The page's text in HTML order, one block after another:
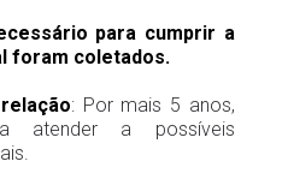
para cumprir a
foram coletados.
: Por mais 5 anos,
atender a possíveis